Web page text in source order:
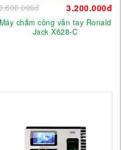
3.200.000đ
Máy chấm công vân tay Ronald
Jack X628-C